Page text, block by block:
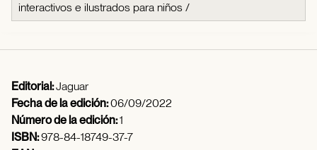
interactivos e ilustrados para niños /
Editorial:Jaguar
Fecha de la edición:06/09/2022
Número de la edición:1
ISBN:978-84-18749-37-7